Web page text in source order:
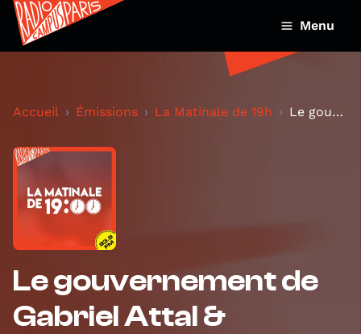
Menu
Accueil Émissions La Matinale de 19h Le gouvernement de Gabriel Attal & Rencontre avec...
Le gouvernement de
Gabriel Attal &